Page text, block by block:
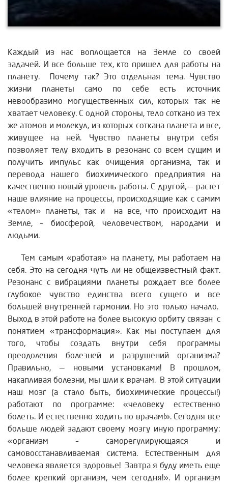
Каждый из нас воплощается на Земле со своей
задачей. И все больше тех, кто пришел для работы на
планету. Почему так? Это отдельная тема. Чувство
жизни планеты само по себе есть источник
невообразимо могущественных сил, которых так не
хватает человеку. С одной стороны, тело соткано из тех
же атомов и молекул, из которых соткана планета и все,
живущее на ней. Чувство планеты внутри себя
позволяет телу входить в резонанс со всем сущим и
получить импульс как очищения организма, так и
перевода нашего биохимического предприятия на
качественно новый уровень работы. С другой, — растет
наше влияние на процессы, происходящие как с самим
«телом» планеты, так и на все, что происходит на
Земле, – биосферой, человечеством, народами и
людьми.
Тем самым «работая» на планету, мы работаем на
себя. Это на сегодня чуть ли не общеизвестный факт.
Резонанс с вибрациями планеты рождает все более
глубокое чувство единства всего сущего и все
большей внутренней гармонии. Но это только начало.
Выход в этой работе на более высокую орбиту связан с
понятием «трансформация». Как мы поступаем для
того, чтобы создать внутри себя программы
преодоления болезней и разрушений организма?
Правильно, — новыми установками! В прошлом,
накапливая болезни, мы шли к врачам. В этой ситуации
наш мозг (а стало быть, биохимические процессы!)
работают по программе: «человеку естественно
болеть. И естественно ходить по врачам!». Сегодня все
больше людей задают своему мозгу иную программу:
«организм – саморегулирующаяся и
самовосcтанавливаемая система. Естественным для
человека является здоровье! Завтра я буду иметь еще
более крепкий организм, чем сегодня!». И организм